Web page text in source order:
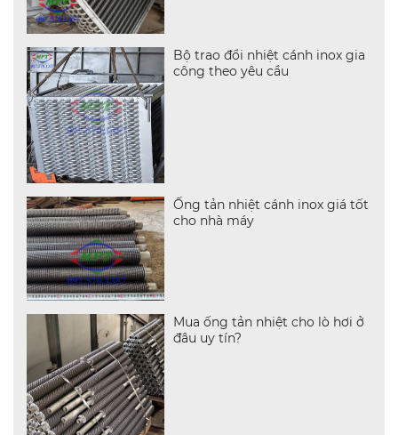
Bộ trao đổi nhiệt cánh inox gia
công theo yêu cầu
Ống tản nhiệt cánh inox giá tốt
cho nhà máy
Mua ống tản nhiệt cho lò hơi ở
đâu uy tín?